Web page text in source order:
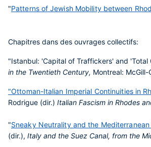
"Patterns of Jewish Mobility between
Chapitres dans des ouvrages collectifs:
"Istanbul: 'Capital of Traffickers' and
in the Twentieth Century, Montreal:
"Ottoman-Italian Imperial Continuities in
Rodrigue (dir.) Italian Fascism in Rhodes
"Sneaky Neutrality and the
(dir.), Italy and the Suez Canal, from the